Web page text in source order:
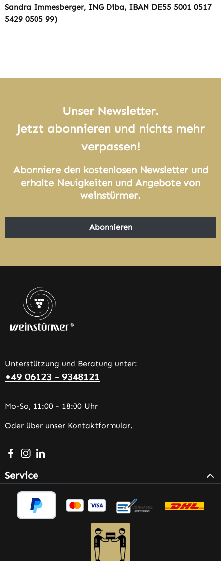
Sandra Immesberger, ING Diba, IBAN DE55 5001 0517
5429 0505 99)
Unser Newsletter.
Jetzt abonnieren und nichts mehr
verpassen!
Abonniere den kostenlosen Newsletter und
erhalte Neuigkeiten und Angebote von
weinstürmer.
Abonnieren
Unterstützung und Beratung unter:
+49 06123 - 9348121
Mo-So, 11:00 - 18:00 Uhr
Oder über unser Kontaktformular.
Besuche uns auf Facebook – öffnet in neuem Tab
Schau auf Instagram vorbei – öffnet in neuem Tab
Vernetze dich mit uns auf LinkedIn – öffnet in
Service